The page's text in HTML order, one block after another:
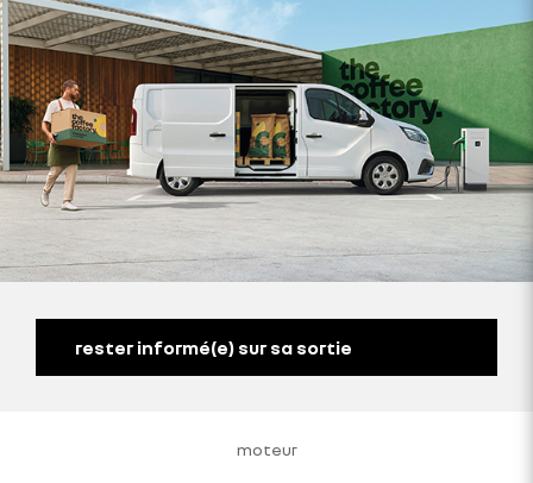
rester informé(e) sur sa sortie
moteur